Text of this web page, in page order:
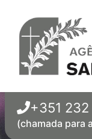
+351
(chamada para